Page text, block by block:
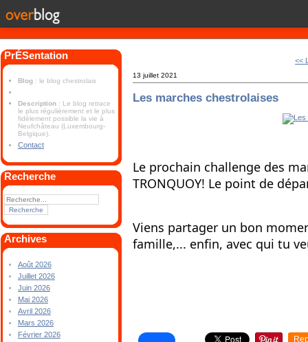
PrÉSentation
Blog : le blog chestrolais
Description : Le blog retrace
le plus régulièrement et le plus
fidèlement possible la vie à
Neufchâteau (Luxembourg-
Belgique).
Contact
Recherche
Archives
Août 2026
Juillet 2026
Juin 2026
Mai 2026
Avril 2026
Mars 2026
Février 2026
<<
13 juillet 2021
Les marches chestrolaises
Le prochain challenge des
TRONQUOY! Le point de
Viens partager un bon
famille,... enfin, avec qui tu